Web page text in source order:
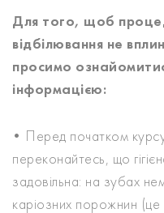
Для того, щоб
відбілювання не
просимо
інформацією:
• Перед початком
переконайтесь, що
задовільна: на зубах
каріозних порожнин